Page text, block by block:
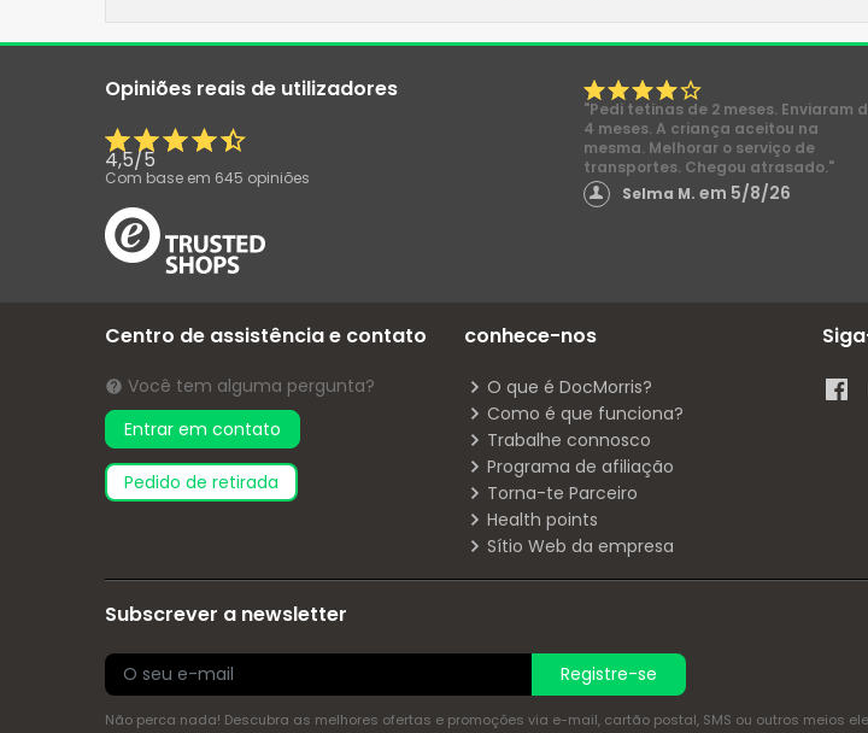
Opiniões reais de utilizadores
4,5/5
Com base em 645 opiniões
"Pedi tetinas de 2 meses. Enviaram
4 meses. A criança aceitou na
mesma. Melhorar o serviço de
transportes. Chegou atrasado."
Selma M. em 5/8/26
Centro de assistência e contato
Você tem alguma pergunta?
Entrar em contato
pedido de retirada
conhece-nos
O que é DocMorris?
Como é que funciona?
Trabalhe connosco
Programa de afiliação
Torna-te Parceiro
Health points
Sítio Web da empresa
Subscrever a newsletter
Registre-se
Não perca nada! Descubra as melhores ofertas e promoções via e-mail, cartão postal, SMS ou outros meios